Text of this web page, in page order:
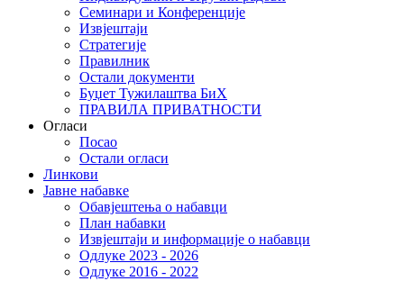
Семинари и Конференције
Извјештаји
Стратегије
Правилник
Остали документи
Буџет Тужилаштва БиХ
ПРАВИЛА ПРИВАТНОСТИ
Огласи
Посао
Остали огласи
Линкови
Јавне набавке
Обавјештења о набавци
План набавки
Извјештаји и информације о набавци
Одлуке 2023 - 2026
Одлуке 2016 - 2022